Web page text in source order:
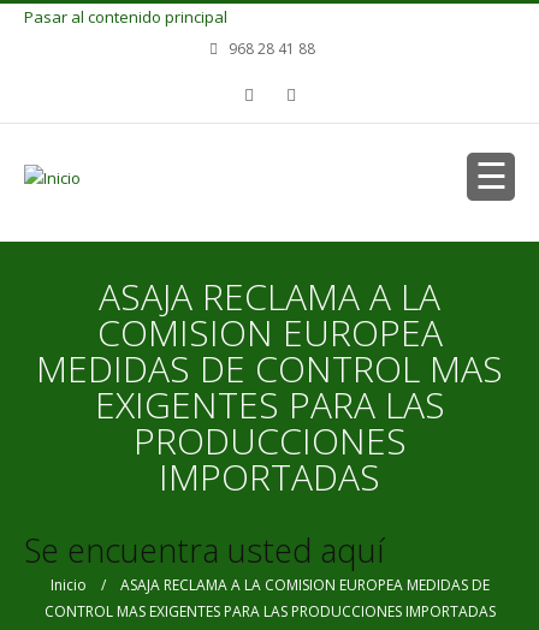
Pasar al contenido principal
968 28 41 88
ASAJA RECLAMA A LA
COMISION EUROPEA
MEDIDAS DE CONTROL MAS
EXIGENTES PARA LAS
PRODUCCIONES
IMPORTADAS
Se encuentra usted aquí
Inicio / ASAJA RECLAMA A LA COMISION EUROPEA MEDIDAS DE
CONTROL MAS EXIGENTES PARA LAS PRODUCCIONES IMPORTADAS